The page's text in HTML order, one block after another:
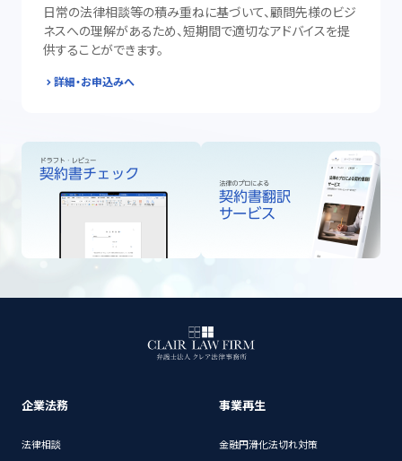
日常の法律相談等の積み重ねに基づいて、顧問先様のビジ
ネスへの理解があるため、短期間で適切なアドバイスを提
供することができます。
詳細・お申込みへ
企業法務
法律相談
事業再生
金融円滑化法切れ対策